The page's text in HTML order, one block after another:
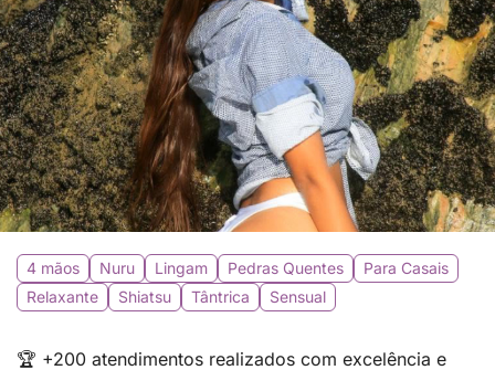
4 mãos Nuru Lingam Pedras Quentes
Para Casais
Relaxante
Shiatsu Tântrica Sensual
🏆 +200 atendimentos realizados com excelência e